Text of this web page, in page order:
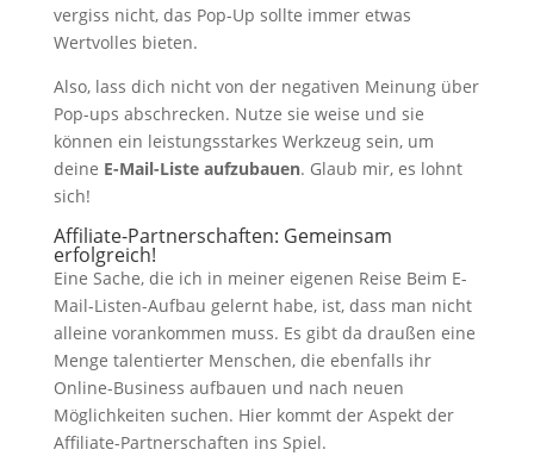
vergiss nicht, das Pop-Up sollte immer etwas
Wertvolles bieten.
Also, lass dich nicht von der negativen Meinung über
Pop-ups abschrecken. Nutze sie weise und sie
können ein leistungsstarkes Werkzeug sein, um
deine E-Mail-Liste aufzubauen. Glaub mir, es lohnt
sich!
Affiliate-Partnerschaften: Gemeinsam
erfolgreich!
Eine Sache, die ich in meiner eigenen Reise Beim E-
Mail-Listen-Aufbau gelernt habe, ist, dass man nicht
alleine vorankommen muss. Es gibt da draußen eine
Menge talentierter Menschen, die ebenfalls ihr
Online-Business aufbauen und nach neuen
Möglichkeiten suchen. Hier kommt der Aspekt der
Affiliate-Partnerschaften ins Spiel.